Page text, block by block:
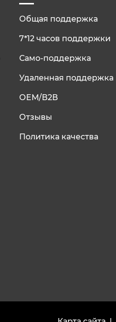
Общая поддержка
7*12 часов поддержки
Само-поддержка
Удаленная поддержка
ОЕМ/В2В
Отзывы
Политика качества